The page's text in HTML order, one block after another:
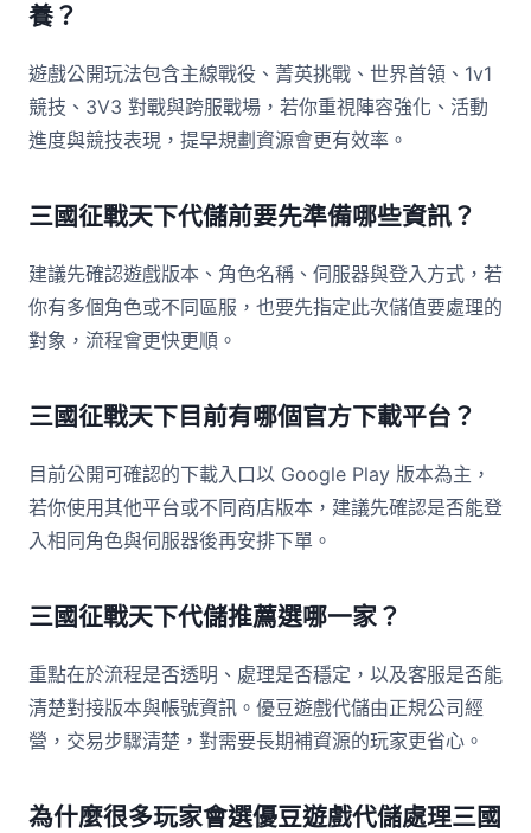
養？
遊戲公開玩法包含主線戰役、菁英挑戰、世界首領、1v1
競技、3V3 對戰與跨服戰場，若你重視陣容強化、活動
進度與競技表現，提早規劃資源會更有效率。
三國征戰天下代儲前要先準備哪些資訊？
建議先確認遊戲版本、角色名稱、伺服器與登入方式，若
你有多個角色或不同區服，也要先指定此次儲值要處理的
對象，流程會更快更順。
三國征戰天下目前有哪個官方下載平台？
目前公開可確認的下載入口以 Google Play 版本為主，
若你使用其他平台或不同商店版本，建議先確認是否能登
入相同角色與伺服器後再安排下單。
三國征戰天下代儲推薦選哪一家？
重點在於流程是否透明、處理是否穩定，以及客服是否能
清楚對接版本與帳號資訊。優豆遊戲代儲由正規公司經
營，交易步驟清楚，對需要長期補資源的玩家更省心。
為什麼很多玩家會選優豆遊戲代儲處理三國